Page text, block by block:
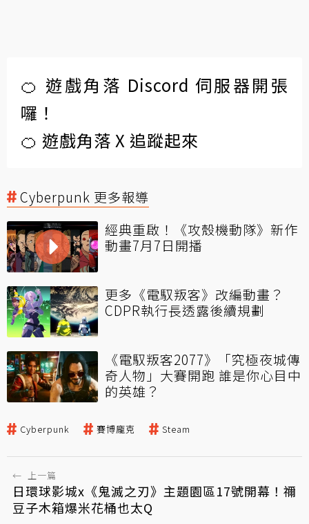
🍊 遊戲角落 Discord 伺服器開張
囉！
🍊 遊戲角落 X 追蹤起來
Cyberpunk 更多報導
經典重啟！《攻殼機動隊》新作
動畫7月7日開播
更多《電馭叛客》改編動畫？
CDPR執行長透露後續規劃
《電馭叛客2077》「究極夜城傳
奇人物」大賽開跑 誰是你心目中
的英雄？
Cyberpunk 賽博龐克 Steam
← 上一篇
日環球影城x《鬼滅之刃》主題園區17號開幕！禰
豆子木箱爆米花桶也太Q